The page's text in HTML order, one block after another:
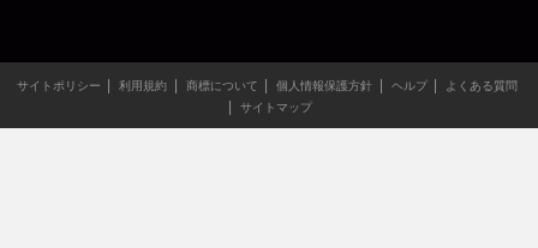
サイトポリシー 利用規約 商標について 個人情報保護方針 ヘルプ
よくある質問
サイトマップ